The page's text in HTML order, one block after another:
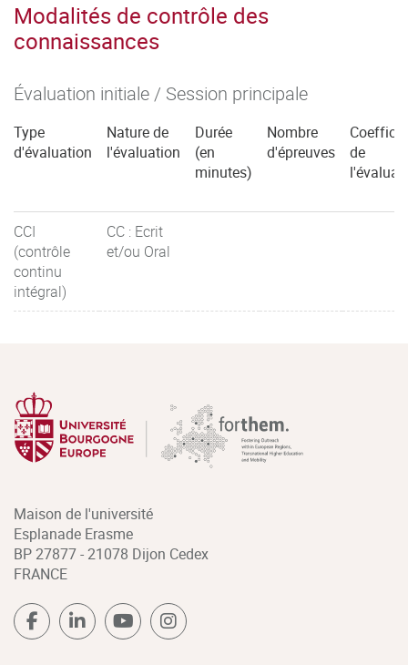
Modalités de contrôle des
connaissances
Évaluation initiale / Session principale
Type
d'évaluation
Nature de
l'évaluation
Durée
(en
minutes)
Nombre
d'épreuves
de
CCI
(contrôle
continu
intégral)
CC : Ecrit
et/ou Oral
Maison de l'université
Esplanade Erasme
BP 27877 - 21078 Dijon Cedex
FRANCE